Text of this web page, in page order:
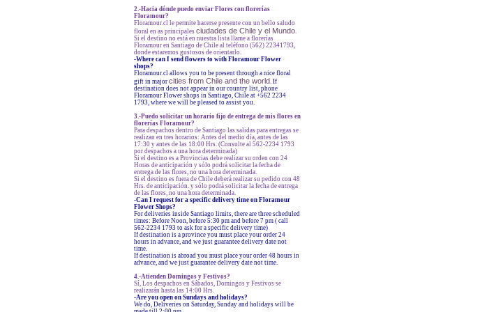
2.-Hacia dónde puedo enviar Flores con florerías
Floramour?
Floramour.cl le permite hacerse presente con un bello saludo
floral en as principales ciudades de Chile y el Mundo.
Si el destino no está en nuestra lista llame a florerías
Floramour en Santiago de Chile al teléfono (562) 22341793,
donde estaremos gustosos de orientarlo.
-Where can I send flowers to with Floramour Flower
shops?
Floramour.cl allows you to be present through a nice floral
gift in major cities from Chile and the world. If
destination does not appear in our country list, phone
Floramour Flower shops in Santiago, Chile at +562 2234
1793, where we will be pleased to assist you.
3.-Puedo solicitar un horario fijo de entrega de mis flores en
florerías Floramour?
Para despachos dentro de Santiago las salidas para entregas se
realizan en tres horarios: Antes del medio día, antes de las
17:30 y antes de las 18:00 Hrs. (Consulte al 562-2234 1793
por despachos a una hora determinada)
Si el destino es a Provincias debe realizar su orden con 24
Horas de anticipación y sólo podrá solicitar la fecha de
entrega de las flores, no una hora determinada.
Si el destino es fuera de Chile deberá realizar su pedido con 48
Hrs. de anticipación. y sólo podrá solicitar la fecha de entrega
de las flores, no una hora determinada.
-Can I request for a specific delivery time on Floramour
Flower Shops?
For deliveries inside Santiago limits, there are three scheduled
times: Before Noon, before 5:30 pm and before 7 pm ( call
562-2234 1793 to ask for a specific delivery time)
If destination is a province you must place your order 24
hours in advance, and we just guarantee delivery date not
time.
If destination is abroad you must place your order 48 hours in
advance, and we just guarantee delivery date not time.
4.-Atienden Domingos y Festivos?
Sí, Los despachos en Sábados, Domingos y Festivos se
realizarán hasta las 14:00 Hrs.
-Are you open on Sundays and holidays?
We do, Deliveries on Saturday, Sunday and holidays will be